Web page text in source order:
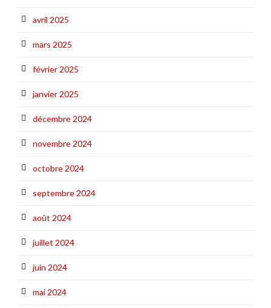
avril 2025
mars 2025
février 2025
janvier 2025
décembre 2024
novembre 2024
octobre 2024
septembre 2024
août 2024
juillet 2024
juin 2024
mai 2024